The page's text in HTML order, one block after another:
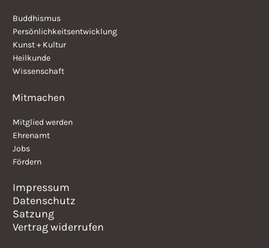
Buddhismus
Persönlichkeitsentwicklung
Kunst + Kultur
Heilkunde
Wissenschaft
Mitmachen
Mitglied werden
Ehrenamt
Jobs
Fördern
Impressum
Datenschutz
Satzung
Vertrag widerrufen